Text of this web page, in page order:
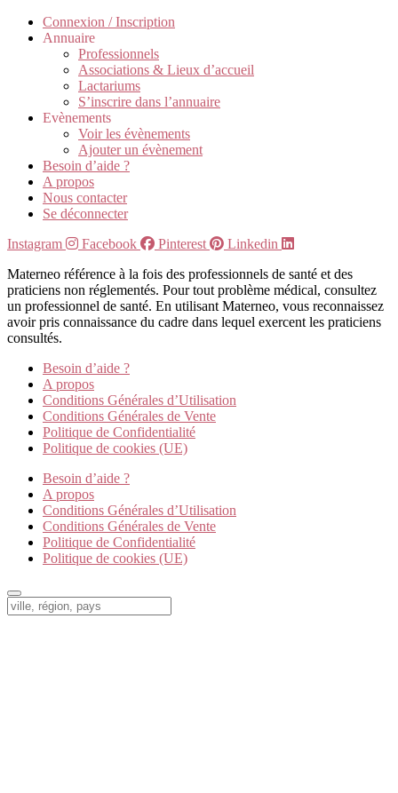
Connexion / Inscription
Annuaire
Professionnels
Associations & Lieux d’accueil
Lactariums
S’inscrire dans l’annuaire
Evènements
Voir les évènements
Ajouter un évènement
Besoin d’aide ?
A propos
Nous contacter
Se déconnecter
Instagram
Facebook Pinterest
Linkedin
Materneo référence à la fois des professionnels de santé et des
praticiens non réglementés. Pour tout problème médical, consultez
un professionnel de santé. En utilisant Materneo, vous reconnaissez
avoir pris connaissance du cadre dans lequel exercent les praticiens
consultés.
Besoin d’aide ?
A propos
Conditions Générales d’Utilisation
Conditions Générales de Vente
Politique de Confidentialité
Politique de cookies (UE)
Besoin d’aide ?
A propos
Conditions Générales d’Utilisation
Conditions Générales de Vente
Politique de Confidentialité
Politique de cookies (UE)